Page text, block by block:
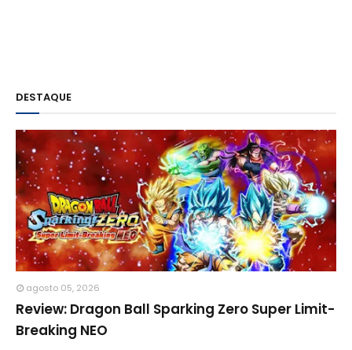
DESTAQUE
agosto 05, 2026
Review: Dragon Ball Sparking Zero Super Limit-
Breaking NEO